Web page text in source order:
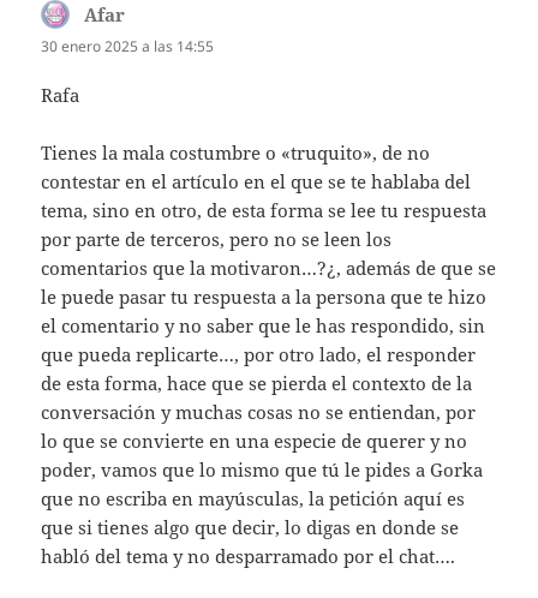
Afar
30 enero 2025 a las 14:55
Rafa
Tienes la mala costumbre o «truquito», de no
contestar en el artículo en el que se te hablaba del
tema, sino en otro, de esta forma se lee tu respuesta
por parte de terceros, pero no se leen los
comentarios que la motivaron…?¿, además de que se
le puede pasar tu respuesta a la persona que te hizo
el comentario y no saber que le has respondido, sin
que pueda replicarte…, por otro lado, el responder
de esta forma, hace que se pierda el contexto de la
conversación y muchas cosas no se entiendan, por
lo que se convierte en una especie de querer y no
poder, vamos que lo mismo que tú le pides a Gorka
que no escriba en mayúsculas, la petición aquí es
que si tienes algo que decir, lo digas en donde se
habló del tema y no desparramado por el chat….